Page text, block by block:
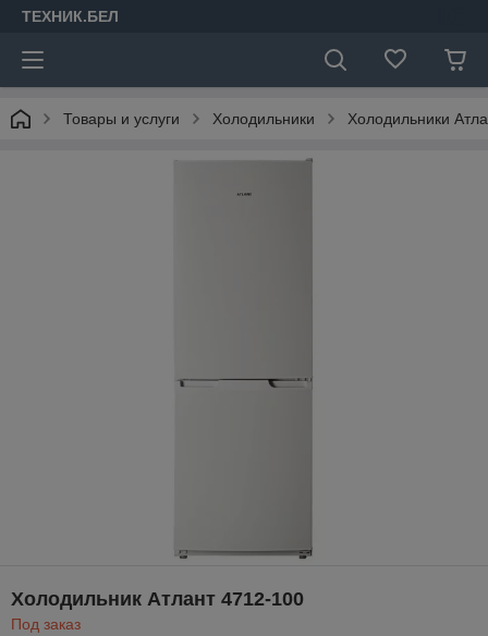
ТЕХНИК.БЕЛ
Товары и услуги Холодильники Холодильники
Холодильник Атлант 4712-100
Под заказ